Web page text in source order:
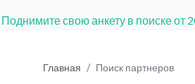
Поднимите свою анкету в поиске от
Главная Поиск партнеров